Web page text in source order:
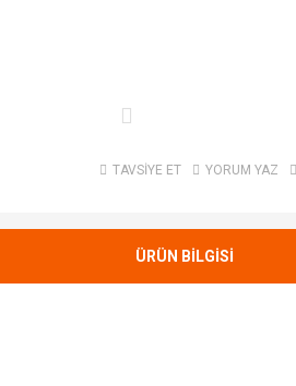
TAVSİYE ET YORUM YAZ
ÜRÜN BİLGİSİ